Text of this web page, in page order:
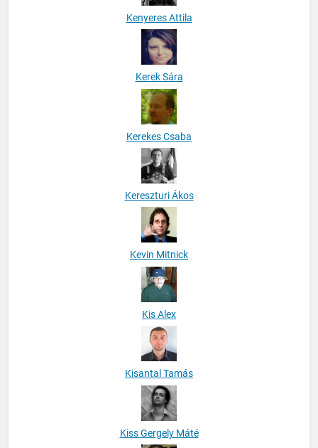
Kenyeres Attila
Kerek Sára
Kerekes Csaba
Kereszturi Ákos
Kevin Mitnick
Kis Alex
Kisantal Tamás
Kiss Gergely Máté